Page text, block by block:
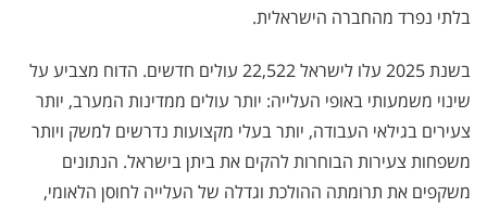
בלתי נפרד מהחברה הישראלית.
בשנת 2025 עלו לישראל 22,522 עולים חדשים. הדוח מצביע על
שינוי משמעותי באופי העלייה: יותר עולים ממדינות המערב, יותר
צעירים בגילאי העבודה, יותר בעלי מקצועות נדרשים למשק ויותר
משפחות צעירות הבוחרות להקים את ביתן בישראל. הנתונים
משקפים את תרומתה ההולכת וגדלה של העלייה לחוסן הלאומי,